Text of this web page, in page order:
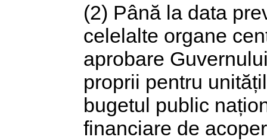
(2) Până la data
celelalte organe
aprobare
proprii pentru
bugetul public
financiare de